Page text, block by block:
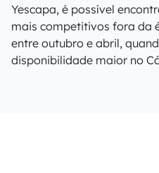
Yescapa, é possível
mais competitivos fora da
entre outubro e abril,
disponibilidade maior no